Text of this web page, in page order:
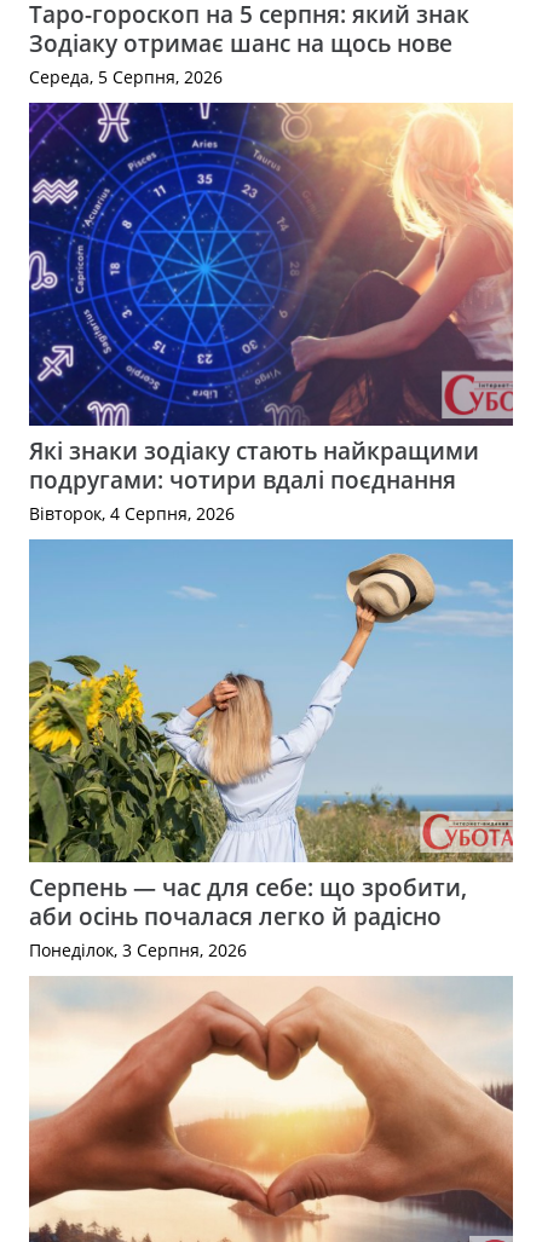
Таро-гороскоп на 5 серпня: який знак
Зодіаку отримає шанс на щось нове
Середа, 5 Серпня, 2026
Які знаки зодіаку стають найкращими
подругами: чотири вдалі поєднання
Вівторок, 4 Серпня, 2026
Серпень — час для себе: що зробити,
аби осінь почалася легко й радісно
Понеділок, 3 Серпня, 2026